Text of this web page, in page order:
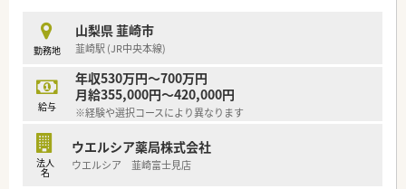
時短勤務ができるよう変更予定です。
■年間休日が120日とワークライフバランスが整っています
■日用品から常備薬まで、従業員割引制度など嬉しいメリットも
たくさんあります！
勤務地
山梨県 韮崎市
韮崎駅 (JR中央本線)
給与
年収530万円～700万円
月給355,000円～420,000円
※経験や選択コースにより異なります
法人
名
ウエルシア薬局株式会社
ウエルシア 韮崎富士見店